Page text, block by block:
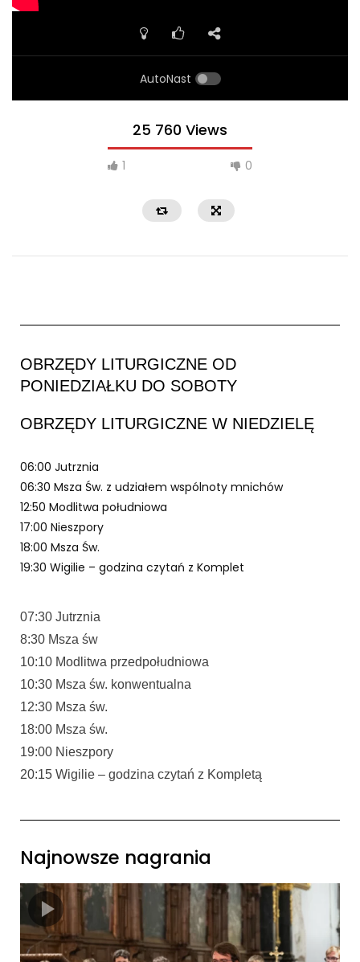
AutoNast
25 760 Views
1 0
OBRZĘDY LITURGICZNE OD
PONIEDZIAŁKU DO SOBOTY
OBRZĘDY LITURGICZNE W NIEDZIELĘ
06:00 Jutrznia
06:30 Msza Św. z udziałem wspólnoty mnichów
12:50 Modlitwa południowa
17:00 Nieszpory
18:00 Msza Św.
19:30 Wigilie – godzina czytań z Komplet
07:30 Jutrznia
8:30 Msza św
10:10 Modlitwa przedpołudniowa
10:30 Msza św. konwentualna
12:30 Msza św.
18:00 Msza św.
19:00 Nieszpory
20:15 Wigilie – godzina czytań z Kompletą
Najnowsze nagrania